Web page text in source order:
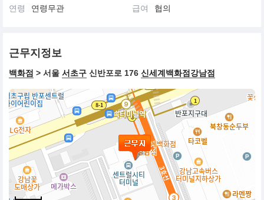
연령
연령무관 급여 협의
근무지정보
백화점 > 서울 서초구 신반포로 176 신세계백화점강남점